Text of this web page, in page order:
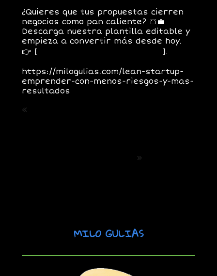
¿Quieres que tus propuestas cierren
negocios como pan caliente? 🍞💼
Descarga nuestra plantilla editable y
empieza a convertir más desde hoy.
👉 [
].
https://milogulias.com/lean-startup-
emprender-con-menos-riesgos-y-mas-
resultados
«
»
MILO GULIAS